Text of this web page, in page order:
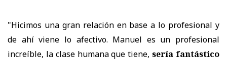
"Hicimos una gran relación en base a lo profesional y
de ahí viene lo afectivo. Manuel es un profesional
increíble, la clase humana que tiene,sería fantástico